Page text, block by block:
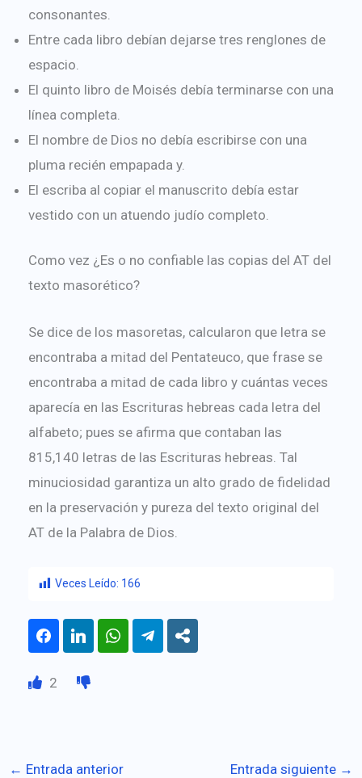
consonantes.
Entre cada libro debían dejarse tres renglones de
espacio.
El quinto libro de Moisés debía terminarse con una
línea completa.
El nombre de Dios no debía escribirse con una
pluma recién empapada y.
El escriba al copiar el manuscrito debía estar
vestido con un atuendo judío completo.
Como vez ¿Es o no confiable las copias del AT del
texto masorético?
Se dice de los masoretas, calcularon que letra se
encontraba a mitad del Pentateuco, que frase se
encontraba a mitad de cada libro y cuántas veces
aparecía en las Escrituras hebreas cada letra del
alfabeto; pues se afirma que contaban las
815,140 letras de las Escrituras hebreas. Tal
minuciosidad garantiza un alto grado de fidelidad
en la preservación y pureza del texto original del
AT de la Palabra de Dios.
Veces Leído: 166
2
← Entrada anterior Entrada siguiente →